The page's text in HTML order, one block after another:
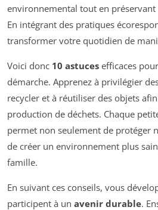
environnemental tout en
En intégrant des pratiques
transformer votre quotidien de
Voici donc 10 astuces efficaces
démarche. Apprenez à privilégier
recycler et à réutiliser des objets
production de déchets. Chaque
permet non seulement de protéger
de créer un environnement plus
famille.
En suivant ces conseils, vous
participent à un avenir durable.